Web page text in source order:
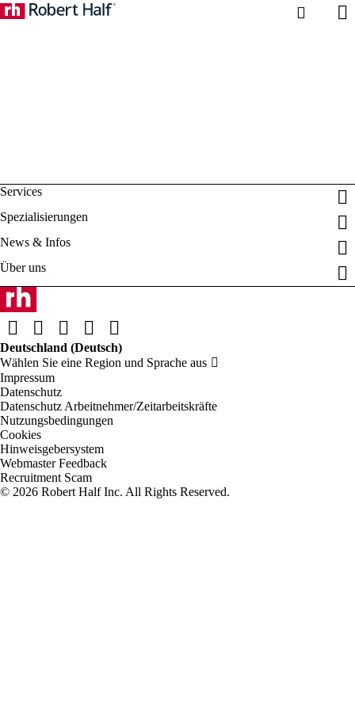
Impressum
Datenschutz
Datenschutz Arbeitnehmer/Zeitarbeitskräfte
Nutzungsbedingungen
Cookies
Hinweisgebersystem
Webmaster Feedback
Recruitment Scam